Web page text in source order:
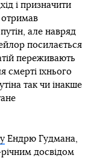
і призначити
отримав
але навряд
посилається
переживають
смерті їхнього
так чи інакше
Ендрю Гудмана,
досвідом